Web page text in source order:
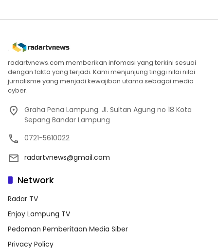
radartvnews.com memberikan infomasi yang terkini sesuai
dengan fakta yang terjadi. Kami menjunjung tinggi nilai nilai
jurnalisme yang menjadi kewajiban utama sebagai media
cyber.
Graha Pena Lampung. Jl. Sultan Agung no 18 Kota
Sepang Bandar Lampung
0721-5610022
radartvnews@gmail.com
Network
Radar TV
Enjoy Lampung TV
Pedoman Pemberitaan Media Siber
Privacy Policy